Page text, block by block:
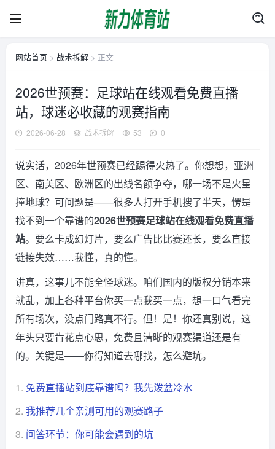
网站首页 > 战术拆解 > 正文
2026世预赛：足球站在线观看免费直播
站，球迷必收藏的观赛指南
2026-06-28 战术拆解 53 0
说实话，2026年世预赛已经踢得火热了。你想想，亚洲
区、南美区、欧洲区的出线名额争夺，哪一场不是火星
撞地球？可问题是——很多人打开手机搜了半天，愣是
找不到一个靠谱的2026世预赛足球站在线观看免费直播
站。要么卡成幻灯片，要么广告比比赛还长，要么直接
链接失效……我懂，真的懂。
讲真，这事儿不能全怪球迷。咱们国内的版权分销本来
就乱，加上各种平台你买一点我买一点，想一口气看完
所有场次，没点门路真不行。但！是！你还真别说，这
年头只要肯花点心思，免费且清晰的观赛渠道还是有
的。关键是——你得知道去哪找，怎么避坑。
1. 免费直播站到底靠谱吗？我先泼盆冷水
2. 我推荐几个亲测可用的观赛路子
3. 问答环节：你可能会遇到的坑